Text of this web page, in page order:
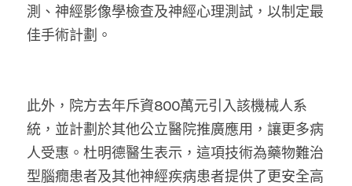
測、神經影像學檢查及神經心理測試，以制定最
佳手術計劃。
此外，院方去年斥資800萬元引入該機械人系
統，並計劃於其他公立醫院推廣應用，讓更多病
人受惠。杜明德醫生表示，這項技術為藥物難治
型腦癇患者及其他神經疾病患者提供了更安全高